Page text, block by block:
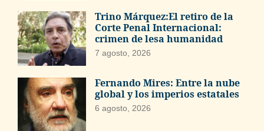
Trino Márquez:El retiro de la
Corte Penal Internacional:
crimen de lesa humanidad
7 agosto, 2026
Fernando Mires: Entre la nube
global y los imperios estatales
6 agosto, 2026